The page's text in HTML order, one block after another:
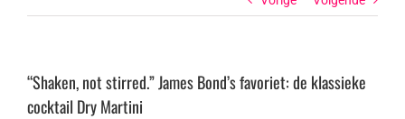
“Shaken, not stirred.” James Bond’s favoriet: de klassieke
cocktail Dry Martini